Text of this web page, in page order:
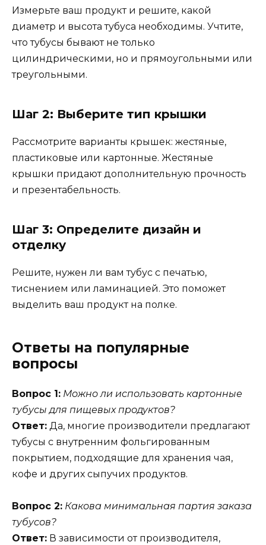
Измерьте ваш продукт и решите, какой
диаметр и высота тубуса необходимы. Учтите,
что тубусы бывают не только
цилиндрическими, но и прямоугольными или
треугольными.
Шаг 2: Выберите тип крышки
Рассмотрите варианты крышек: жестяные,
пластиковые или картонные. Жестяные
крышки придают дополнительную прочность
и презентабельность.
Шаг 3: Определите дизайн и
отделку
Решите, нужен ли вам тубус с печатью,
тиснением или ламинацией. Это поможет
выделить ваш продукт на полке.
Ответы на популярные
вопросы
Вопрос 1: Можно ли использовать картонные
тубусы для пищевых продуктов?
Ответ: Да, многие производители предлагают
тубусы с внутренним фольгированным
покрытием, подходящие для хранения чая,
кофе и других сыпучих продуктов.
Вопрос 2: Какова минимальная партия заказа
тубусов?
Ответ: В зависимости от производителя,